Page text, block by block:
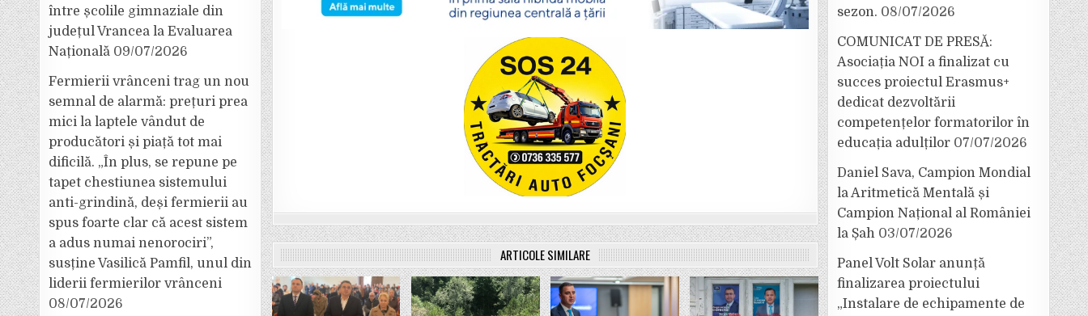
ARTICOLE SIMILARE
între școlile gimnaziale din
județul Vrancea la Evaluarea
Națională 09/07/2026
Fermierii vrânceni trag un nou
semnal de alarmă: prețuri prea
mici la laptele vândut de
producători și piață tot mai
dificilă. „În plus, se repune pe
tapet chestiunea sistemului
anti-grindină, deși fermierii au
spus foarte clar că acest sistem
a adus numai nenorociri”,
susține Vasilică Pamfil, unul din
liderii fermierilor vrânceni
08/07/2026
sezon. 08/07/2026
COMUNICAT DE PRESĂ:
Asociația NOI a finalizat cu
succes proiectul Erasmus+
dedicat dezvoltării
competențelor formatorilor în
educația adulților 07/07/2026
Daniel Sava, Campion Mondial
la Aritmetică Mentală și
Campion Național al României
la Șah 03/07/2026
Panel Volt Solar anunță
finalizarea proiectului
„Instalare de echipamente de